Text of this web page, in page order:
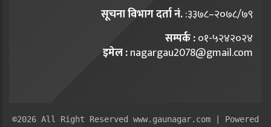
सूचना विभाग दर्ता नं.:३३७८–२०७८/७९
सम्पर्क :०१-५२४२०२४
इमेल :nagargau2078@gmail.com
©2026 All Right Reserved www.gaunagar.com | Powered